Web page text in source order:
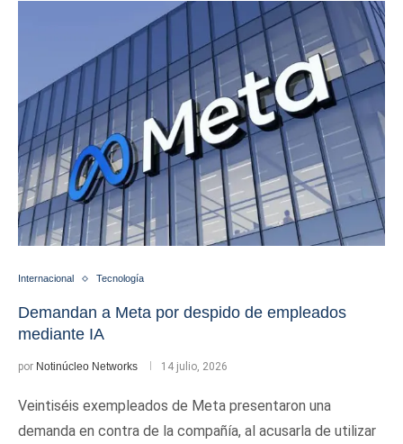
Internacional Tecnología
Demandan a Meta por despido de empleados
mediante IA
por Notinúcleo Networks 14 julio, 2026
Veintiséis exempleados de Meta presentaron una
demanda en contra de la compañía, al acusarla de utilizar